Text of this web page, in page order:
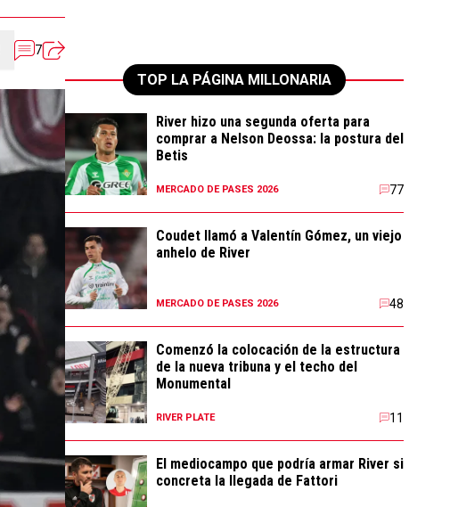
7
TOP LA PÁGINA MILLONARIA
River hizo una segunda oferta para
comprar a Nelson Deossa: la postura del
Betis
MERCADO DE PASES 2026 77
Coudet llamó a Valentín Gómez, un viejo
anhelo de River
MERCADO DE PASES 2026 48
Comenzó la colocación de la estructura
de la nueva tribuna y el techo del
Monumental
RIVER PLATE 11
El mediocampo que podría armar River si
concreta la llegada de Fattori